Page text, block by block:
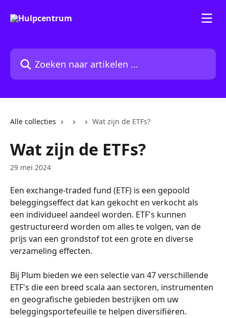
Zoeken naar artikelen ...
Alle collecties Wat zijn de ETFs?
Wat zijn de ETFs?
29 mei 2024
Een exchange-traded fund (ETF) is een gepoold
beleggingseffect dat kan gekocht en verkocht als
een individueel aandeel worden. ETF's kunnen
gestructureerd worden om alles te volgen, van de
prijs van een grondstof tot een grote en diverse
verzameling effecten.
Bij Plum bieden we een selectie van 47 verschillende
ETF's die een breed scala aan sectoren, instrumenten
en geografische gebieden bestrijken om uw
beleggingsportefeuille te helpen diversifiëren.